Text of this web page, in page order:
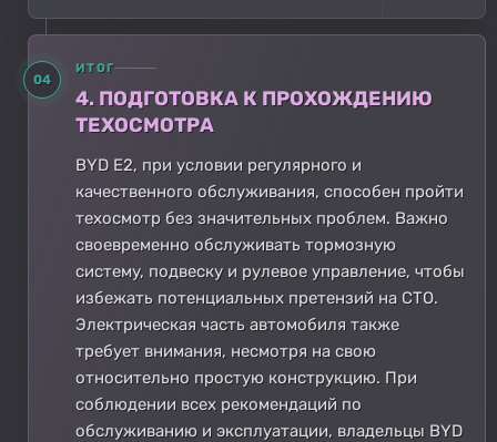
04
ИТОГ
4. ПОДГОТОВКА К ПРОХОЖДЕНИЮ
ТЕХОСМОТРА
BYD E2, при условии регулярного и
качественного обслуживания, способен пройти
техосмотр без значительных проблем. Важно
своевременно обслуживать тормозную
систему, подвеску и рулевое управление, чтобы
избежать потенциальных претензий на СТО.
Электрическая часть автомобиля также
требует внимания, несмотря на свою
относительно простую конструкцию. При
соблюдении всех рекомендаций по
обслуживанию и эксплуатации, владельцы BYD